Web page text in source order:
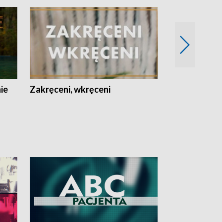
Zakręceni, wkręceni